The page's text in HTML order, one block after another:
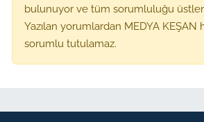
bulunuyor ve tüm sorumluluğu
Yazılan yorumlardan MEDYA KEŞAN
sorumlu tutulamaz.